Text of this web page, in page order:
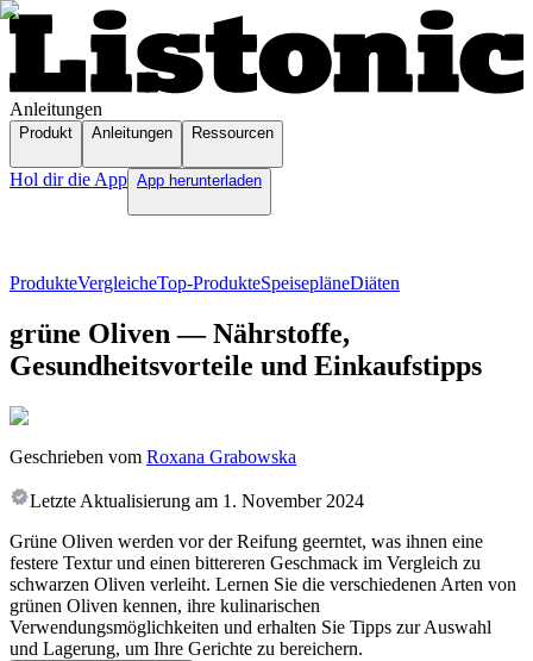
Anleitungen
Produkt Anleitungen Ressourcen
Hol dir die App App herunterladen
ProdukteVergleicheTop-ProdukteSpeisepläneDiäten
grüne Oliven — Nährstoffe,
Gesundheitsvorteile und Einkaufstipps
Geschrieben vom Roxana Grabowska
Letzte Aktualisierung am 1. November 2024
Grüne Oliven werden vor der Reifung geerntet, was ihnen eine
festere Textur und einen bittereren Geschmack im Vergleich zu
schwarzen Oliven verleiht. Lernen Sie die verschiedenen Arten von
grünen Oliven kennen, ihre kulinarischen
Verwendungsmöglichkeiten und erhalten Sie Tipps zur Auswahl
und Lagerung, um Ihre Gerichte zu bereichern.